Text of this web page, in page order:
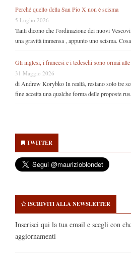
Perché quello della San Pio X non è scisma
5 Luglio 2026
Tanti dicono che l’ordinazione dei nuovi
una gravità immensa , appunto uno scisma.
Gli inglesi, i francesi e i tedeschi sono ormai
31 Maggio 2026
di Andrew Korybko In realtà, restano solo tre
fine accetta una qualche forma delle proposte
Sidebar
TWITTER
ISCRIVITI ALLA NEWSLETTER
Inserisci qui la tua email e scegli con
aggiornamenti